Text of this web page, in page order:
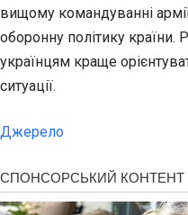
вищому командуванні
оборонну політику
українцям краще
ситуації.
Джерело